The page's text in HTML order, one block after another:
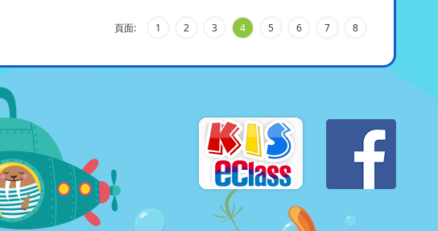
頁面: 1 2 3 4 5 6 7 8